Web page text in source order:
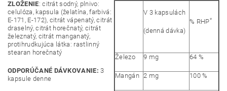
V 3 kapsulách
(denná dávka)
% RHP*
Železo 9 mg 64 %
Mangán 2 mg 100 %
ZLOŽENIE: citrát sodný, plnivo:
celulóza, kapsula (želatína, farbivá:
E-171, E-172), citrát vápenatý, citrát
draselný, citrát horečnatý, citrát
železnatý, citrát manganatý,
protihrudkujúca látka: rastlinný
stearan horečnatý
ODPORÚČANÉ DÁVKOVANIE: 3
kapsule denne